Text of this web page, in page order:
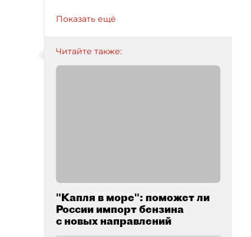
Показать ещё
Читайте также:
"Капля в море": поможет ли
России импорт бензина
с новых направлений